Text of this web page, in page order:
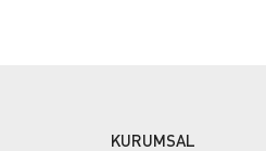
KURUMSAL